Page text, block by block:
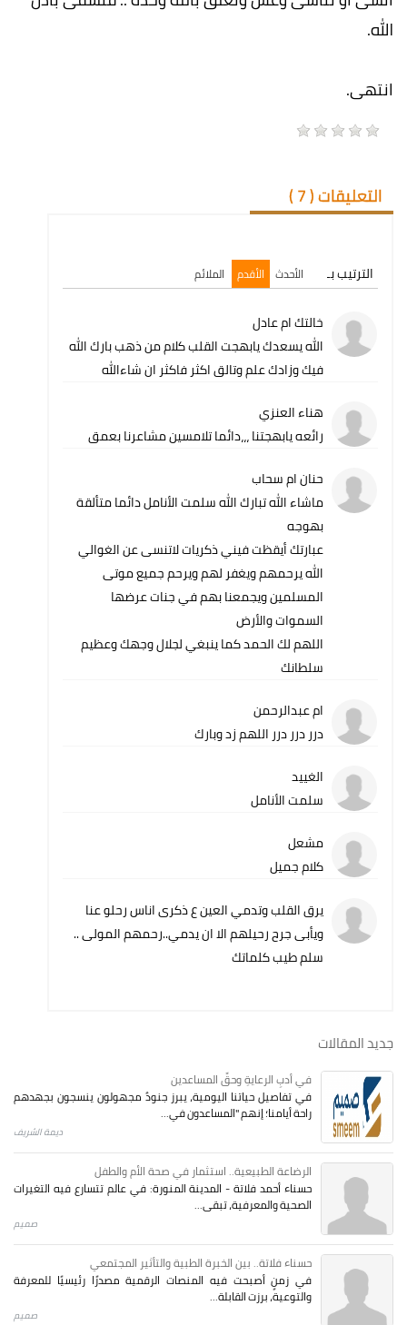
الله.
انتهى.
التعليقات (7
)
الترتيب بـ الأحدث الأقدم الملائم
خالتك ام عادل
الله يسعدك يابهجت القلب كلام من ذهب بارك الله
فيك وزادك علم وتالق اكثر فاكثر ان شاءالله
هناء العنزي
رائعه يابهجتنا ،،،دائما تلامسين مشاعرنا بعمق
حنان ام سحاب
ماشاء الله تبارك الله سلمت الأنامل دائما متألقة
بهوجه
عبارتك أيقظت فيني ذكريات لاتنسى عن الغوالي
الله يرحمهم ويغفر لهم ويرحم جميع موتى
المسلمين ويجمعنا بهم في جنات عرضها
السموات والأرض
اللهم لك الحمد كما ينبغي لجلال وجهك وعظيم
سلطانك
ام عبدالرحمن
درر درر درر اللهم زد وبارك
الغييد
سلمت الأنامل
مشعل
كلام جميل
يرق القلب وتدمي العين ع ذكرى اناس رحلو عنا
ويأبى جرح رحيلهم الا ان يدمي..رحمهم المولى ..
سلم طيب كلماتك
جديد المقالات
في أدبِ الرعايةِ وحقِّ المساعدين
في تفاصيل حياتنا اليومية، يبرز جنودٌ مجهولون ينسجون بجهدهم
راحة أيامنا؛ إنهم "المساعدون في...
ديمة الشريف
الرضاعة الطبيعية.. استثمار في صحة الأم والطفل
حسناء أحمد فلاتة - المدينة المنورة: في عالم تتسارع فيه التغيرات
الصحية والمعرفية، تبقى...
صميم
حسناء فلاتة.. بين الخبرة الطبية والتأثير المجتمعي
في زمنٍ أصبحت فيه المنصات الرقمية مصدرًا رئيسيًا للمعرفة
والتوعية، برزت القابلة...
صميم